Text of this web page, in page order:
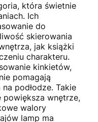
która świetnie
Ich
do
skierowania
jak książki
charakteru.
kinkietów,
pomagają
podłodze. Takie
wnętrze,
walory
lamp ma